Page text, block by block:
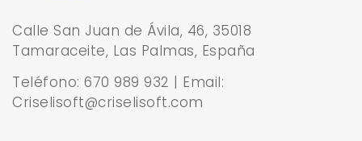
Calle San Juan de Ávila, 46, 35018
Tamaraceite, Las Palmas, España
Teléfono: 670 989 932 | Email:
Criselisoft@criselisoft.com